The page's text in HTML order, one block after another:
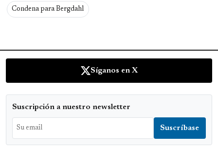
Condena para Bergdahl
Síganos en X
Suscripción a nuestro newsletter